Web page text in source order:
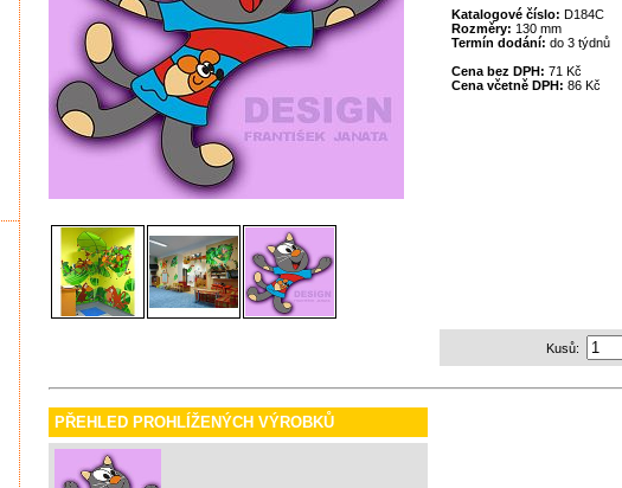
Katalogové číslo: D184C
Rozměry: 130 mm
Termín dodání: do 3 týdnů
Cena bez DPH: 71 Kč
Cena včetně DPH: 86 Kč
Kusů:
PŘEHLED PROHLÍŽENÝCH VÝROBKŮ